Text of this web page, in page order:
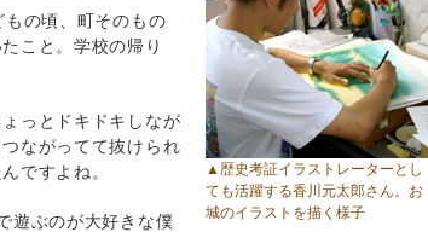
▲歴史考証イラストレーターとし
ても活躍する香川元太郎さん。お
城のイラストを描く様子
の頃、町そのもの
こと。学校の帰り
っとドキドキしなが
ながってて抜けられ
ですよね。
遊ぶのが大好きな僕